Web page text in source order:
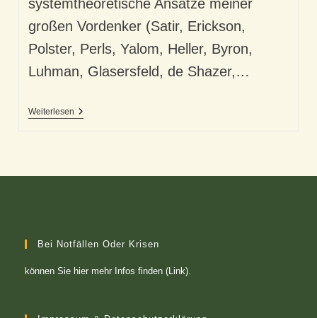
systemtheoretische Ansätze meiner
großen Vordenker (Satir, Erickson,
Polster, Perls, Yalom, Heller, Byron,
Luhman, Glasersfeld, de Shazer,…
WeiterlesenPsychologie
Bei Notfällen Oder Krisen
können Sie hier mehr Infos finden (Link)